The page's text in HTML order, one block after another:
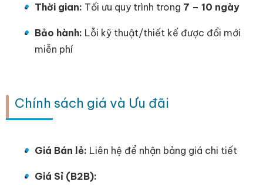
Thời gian: Tối ưu quy trình trong 7 – 10 ngày
Bảo hành: Lỗi kỹ thuật/thiết kế được đổi mới
miễn phí
Chính sách giá và Ưu đãi
Giá Bán lẻ: Liên hệ để nhận bảng giá chi tiết
Giá Sỉ (B2B):